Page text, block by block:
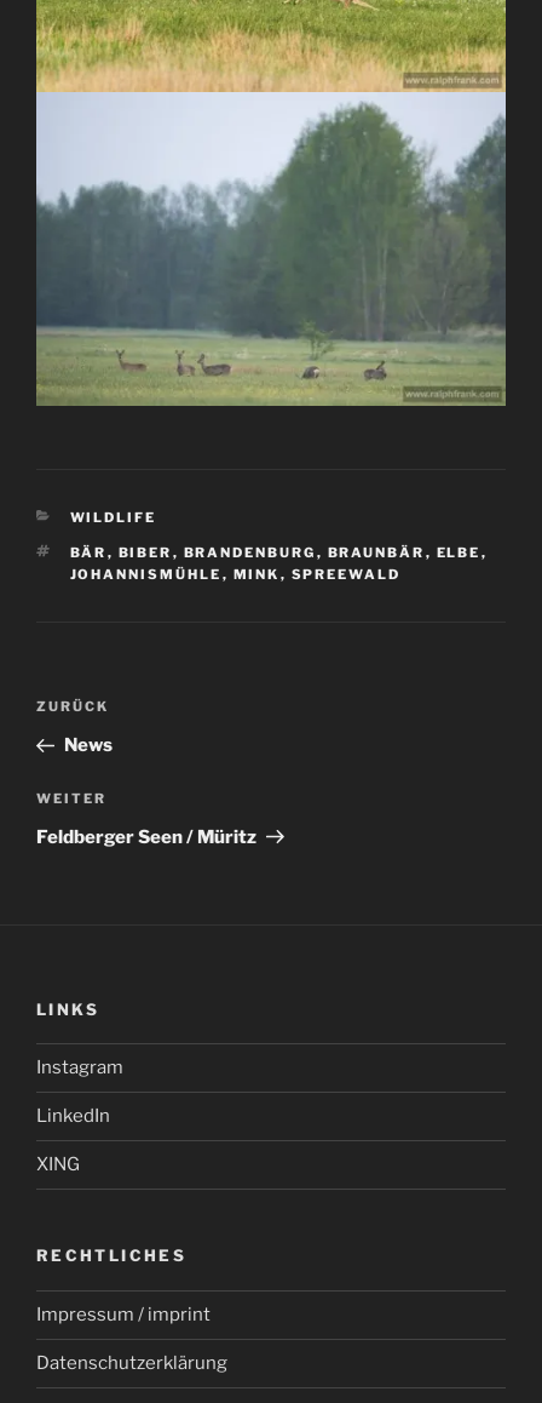
KATEGORIEN
WILDLIFE
SCHLAGWÖRTER
BÄR , BIBER , BRANDENBURG , BRAUNBÄR , ELBE ,
JOHANNISMÜHLE , MINK , SPREEWALD
Beitragsnavigation
Vorheriger
Beitrag
ZURÜCK
News
Nächster
Beitrag
WEITER
Feldberger Seen / Müritz
LINKS
Instagram
LinkedIn
XING
RECHTLICHES
Impressum / imprint
Datenschutzerklärung